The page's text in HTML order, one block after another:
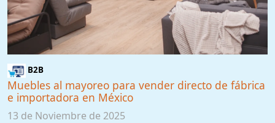
B2B
Muebles al mayoreo para vender directo de fábrica
e importadora en México
13 de Noviembre de 2025